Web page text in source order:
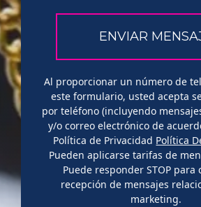
Al proporcionar un número de
este formulario, usted acepta
por teléfono (incluyendo
y/o correo electrónico de
Política de Privacidad Política
Pueden aplicarse tarifas de
Puede responder STOP para
recepción de mensajes
marketing.